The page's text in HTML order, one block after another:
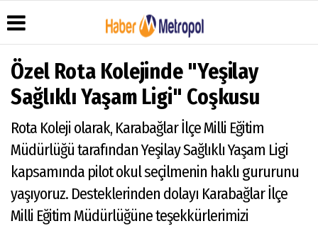
Haber
Arşivi
Gazete
Arşivi
Durumu
Anketler
Yazarları
Video
Galeri
Foto
Galeri
İletişim
Çerez
Politikası
Gizlilik
İlkeleri
Özel Rota Kolejinde "Yeşilay
Sağlıklı Yaşam Ligi" Coşkusu
Rota Koleji olarak, Karabağlar İlçe Milli Eğitim
Müdürlüğü tarafından Yeşilay Sağlıklı Yaşam Ligi
kapsamında pilot okul seçilmenin haklı gururunu
yaşıyoruz. Desteklerinden dolayı Karabağlar İlçe
Milli Eğitim Müdürlüğüne teşekkürlerimizi